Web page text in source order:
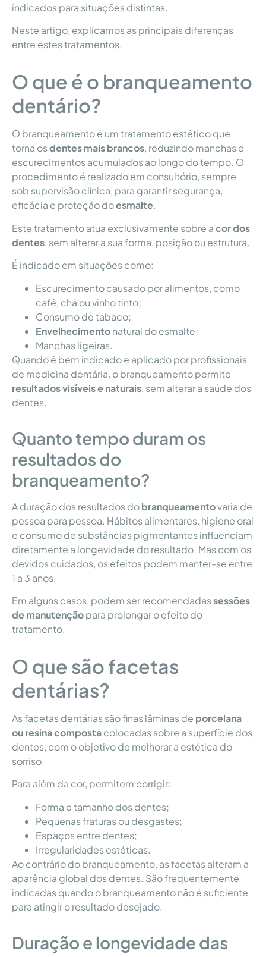
indicados para situações distintas.
Neste artigo, explicamos as principais diferenças
entre estes tratamentos.
O que é o branqueamento
dentário?
O branqueamento é um tratamento estético que
torna osdentes mais brancos, reduzindo manchas e
escurecimentos acumulados ao longo do tempo. O
procedimento é realizado em consultório, sempre
sob supervisão clínica, para garantir segurança,
eficácia e proteção doesmalte.
Este tratamento atua exclusivamente sobre acor dos
dentes, sem alterar a sua forma, posição ou estrutura.
É indicado em situações como:
Escurecimento causado por alimentos, como
café, chá ou vinho tinto;
Consumo de tabaco;
Envelhecimentonatural do esmalte;
Manchas ligeiras.
Quando é bem indicado e aplicado por profissionais
de medicina dentária, o branqueamento permite
resultados visíveis e naturais, sem alterar a saúde dos
dentes.
Quanto tempo duram os
resultados do
branqueamento?
A duração dos resultados dobranqueamentovaria de
pessoa para pessoa. Hábitos alimentares, higiene oral
e consumo de substâncias pigmentantes influenciam
diretamente a longevidade do resultado. Mas com os
devidos cuidados, os efeitos podem manter-se entre
1 a 3 anos.
Em alguns casos, podem ser recomendadassessões
de manutençãopara prolongar o efeito do
tratamento.
O que são facetas
dentárias?
As facetas dentárias são finas lâminas de porcelana
ou resina compostacolocadas sobre a superfície dos
dentes, com o objetivo de melhorar a estética do
sorriso.
Para além da cor, permitem corrigir:
Forma e tamanho dos dentes;
Pequenas fraturas ou desgastes;
Espaços entre dentes;
Irregularidades estéticas.
Ao contrário do branqueamento, as facetas alteram a
aparência global dos dentes. São frequentemente
indicadas quando o branqueamento não é suficiente
para atingir o resultado desejado.
Duração e longevidade das